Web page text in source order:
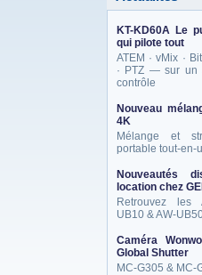
KT-KD60A Le
qui pilote tout
ATEM · vMix ·
· PTZ — sur un
contrôle
Nouveau
4K
Mélange et
portable tout-en-
Nouveautés
location chez
Retrouvez les
UB10 & AW-
Caméra
Global Shutter
MC-G305 & MC-